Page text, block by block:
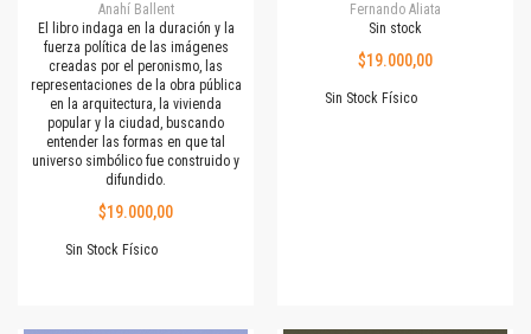
Anahí Ballent
El libro indaga en la duración y la
fuerza política de las imágenes
creadas por el peronismo, las
representaciones de la obra pública
en la arquitectura, la vivienda
popular y la ciudad, buscando
entender las formas en que tal
universo simbólico fue construido y
difundido.
$19.000,00
Sin Stock Físico
Fernando Aliata
Sin stock
$19.000,00
Sin Stock Físico